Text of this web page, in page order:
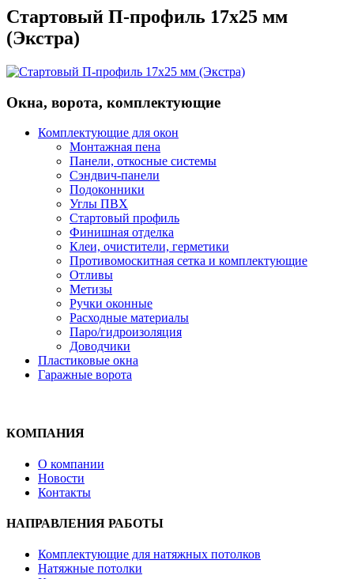
Стартовый П-профиль 17х25 мм
(Экстра)
Окна, ворота, комплектующие
Комплектующие для окон
Монтажная пена
Панели, откосные системы
Сэндвич-панели
Подоконники
Углы ПВХ
Стартовый профиль
Финишная отделка
Клеи, очистители, герметики
Противомоскитная сетка и комплектующие
Отливы
Метизы
Ручки оконные
Расходные материалы
Паро/гидроизоляция
Доводчики
Пластиковые окна
Гаражные ворота
КОМПАНИЯ
О компании
Новости
Контакты
НАПРАВЛЕНИЯ РАБОТЫ
Комплектующие для натяжных потолков
Натяжные потолки